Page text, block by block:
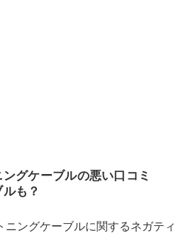
グケーブルの悪い口コミ
も？
ングケーブルに関するネガティ